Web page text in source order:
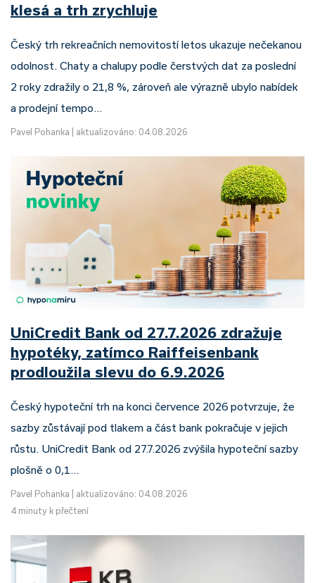
klesá a trh zrychluje
Český trh rekreačních nemovitostí letos ukazuje nečekanou
odolnost. Chaty a chalupy podle čerstvých dat za poslední
2 roky zdražily o 21,8 %, zároveň ale výrazně ubylo nabídek
a prodejní tempo…
Pavel Pohanka aktualizováno: 04.08.2026
UniCredit Bank od 27.7.2026 zdražuje
hypotéky, zatímco Raiffeisenbank
prodloužila slevu do 6.9.2026
Český hypoteční trh na konci července 2026 potvrzuje, že
sazby zůstávají pod tlakem a část bank pokračuje v jejich
růstu. UniCredit Bank od 27.7.2026 zvýšila hypoteční sazby
plošně o 0,1…
Pavel Pohanka
aktualizováno: 04.08.2026
4 minuty k přečtení